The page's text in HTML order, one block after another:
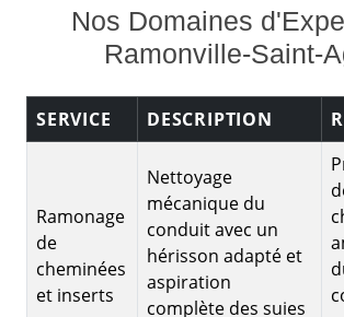
Nos Domaines
Ramonville-Saint-
SERVICE DESCRIPTION
Ramonage
de
cheminées
et inserts
Nettoyage
mécanique du
conduit avec un
hérisson adapté et
aspiration
complète des suies